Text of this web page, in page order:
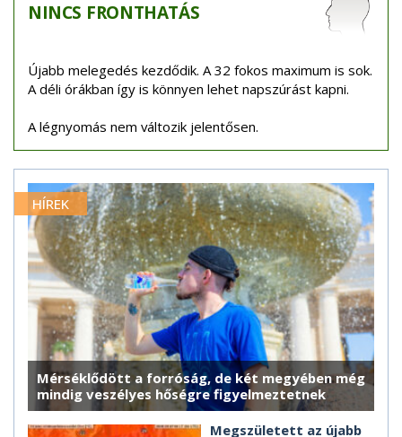
NINCS FRONTHATÁS
Újabb melegedés kezdődik. A 32 fokos maximum is sok.
A déli órákban így is könnyen lehet napszúrást kapni.
A légnyomás nem változik jelentősen.
HÍREK
Mérséklődött a forróság, de két megyében még
mindig veszélyes hőségre figyelmeztetnek
Megszületett az újabb